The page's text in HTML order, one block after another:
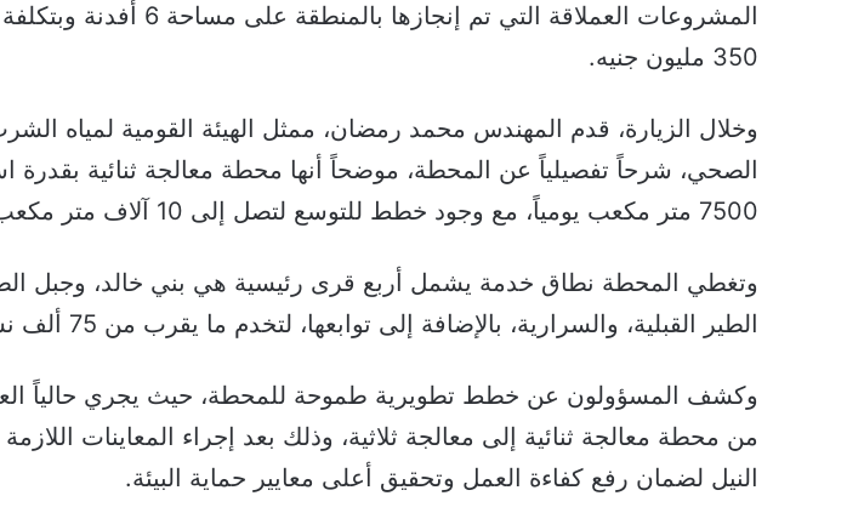
المشروعات العملاقة التي تم إنجازها
350 مليون جنيه.
وخلال الزيارة، قدم المهندس محمد رمضان، ممثل الهيئة القومية لمياه
الصحي، شرحاً تفصيلياً عن المحطة، موضحاً أنها محطة معالجة ثنائية بقدرة
7500 متر مكعب يومياً، مع وجود خطط للتوسع لتصل إلى 10 آلاف متر مكعب يومياً.
وتغطي المحطة نطاق خدمة يشمل أربع قرى رئيسية هي بني خالد، وجبل
الطير القبلية، والسرارية، بالإضافة إلى توابعها، لتخدم ما يقرب من 75 ألف نسمة.
وكشف المسؤولون عن خطط تطويرية طموحة للمحطة، حيث يجري حالياً
من محطة معالجة ثنائية إلى معالجة ثلاثية، وذلك بعد إجراء المعاينات
النيل لضمان رفع كفاءة العمل وتحقيق أعلى معايير حماية البيئة.